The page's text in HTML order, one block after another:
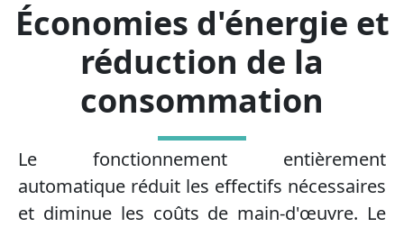
Économies d'énergie et
réduction de la
consommation
Le fonctionnement entièrement
automatique réduit les effectifs nécessaires
et diminue les coûts de main-d'œuvre. Le